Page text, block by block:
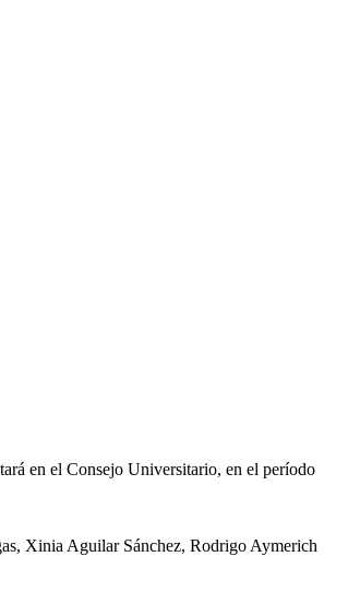
en el Consejo Universitario, en el período
Xinia Aguilar Sánchez, Rodrigo Aymerich